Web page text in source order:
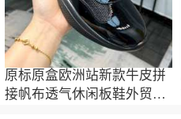
原标原盒欧洲站新款牛皮拼
接帆布透气休闲板鞋外贸男